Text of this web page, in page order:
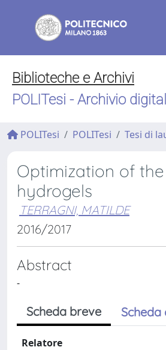
Biblioteche e Archivi
POLITesi - Archivio
POLITesi POLITesi Tesi di
Optimization of
hydrogels
TERRAGNI, MATILDE
2016/2017
Abstract
-
Scheda breve
Relatore